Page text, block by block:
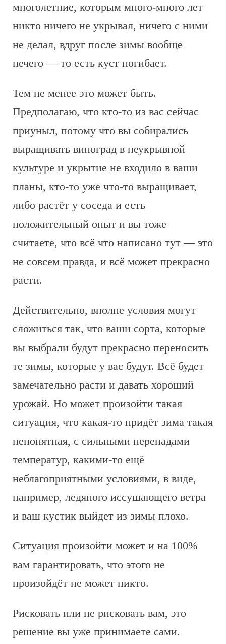
многолетние, которым много-много лет
никто ничего не укрывал, ничего с ними
не делал, вдруг после зимы вообще
нечего — то есть куст погибает.
Тем не менее это может быть.
Предполагаю, что кто-то из вас сейчас
приуныл, потому что вы собирались
выращивать виноград в неукрывной
культуре и укрытие не входило в ваши
планы, кто-то уже что-то выращивает,
либо растёт у соседа и есть
положительный опыт и вы тоже
считаете, что всё что написано тут — это
не совсем правда, и всё может прекрасно
расти.
Действительно, вполне условия могут
сложиться так, что ваши сорта, которые
вы выбрали будут прекрасно переносить
те зимы, которые у вас будут. Всё будет
замечательно расти и давать хороший
урожай. Но может произойти такая
ситуация, что какая-то придёт зима такая
непонятная, с сильными перепадами
температур, какими-то ещё
неблагоприятными условиями, в виде,
например, ледяного иссушающего ветра
и ваш кустик выйдет из зимы плохо.
Ситуация произойти может и на 100%
вам гарантировать, что этого не
произойдёт не может никто.
Рисковать или не рисковать вам, это
решение вы уже принимаете сами.